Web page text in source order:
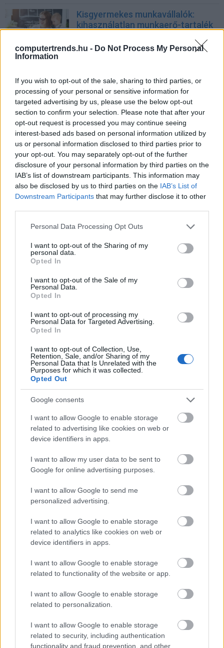
computertrends.hu - Do Not Process My Personal
Information
If you wish to opt-out of the sale, sharing to third parties, or
processing of your personal or sensitive information for
targeted advertising by us, please use the below opt-out
section to confirm your selection. Please note that after your
opt-out request is processed you may continue seeing
interest-based ads based on personal information utilized by
us or personal information disclosed to third parties prior to
your opt-out. You may separately opt-out of the further
disclosure of your personal information by third parties on the
IAB’s list of downstream participants. This information may
also be disclosed by us to third parties on the IAB’s List of
Downstream Participants that may further disclose it to other
Please note that this website/app uses one or more Google
not limited to your visit or usage behaviour. You may click to
grant or deny consent to Google and its third-party tags to
use your data for below specified purposes in below Google
consent section.
Personal Data Processing Opt Outs
I want to opt-out of the Sharing of my
personal data.
Opted In
I want to opt-out of the Sale of my
Personal Data.
Opted In
I want to opt-out of processing my
Personal Data for Targeted Advertising.
Opted In
I want to opt-out of Collection, Use,
Retention, Sale, and/or Sharing of my
Personal Data that Is Unrelated with the
Purposes for which it was collected.
Opted Out
Google consents
I want to allow Google to enable storage
related to advertising like cookies on web or
device identifiers in apps.
I want to allow my user data to be sent to
Google for online advertising purposes.
I want to allow Google to send me
personalized advertising.
I want to allow Google to enable storage
related to analytics like cookies on web or
device identifiers in apps.
I want to allow Google to enable storage
related to functionality of the website or app.
I want to allow Google to enable storage
related to personalization.
I want to allow Google to enable storage
related to security, including authentication
functionality and fraud prevention, and other
Kisgyermekes munkavállalók:
kihasználatlan munkaerő-tartalék
Rugalmasabb jövő a családoknak,
új korszak a szövetkezeteknél
pcwplus.hu| 2026.02.11 13:08
Kisgyermekes szülők a munka
világában
LEGFRISSEBB PCW
CÉGINFÓ HÍREK
Időzavaroktól védi a villamos alállomásokat ez a
megoldás
Siemens - Lendületben a 2030-as célok felé
eredmények szolgálatában